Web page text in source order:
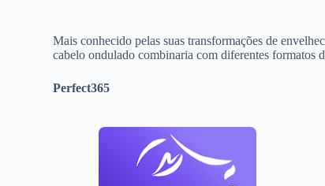
Mais conhecido pelas suas transformações de
cabelo ondulado combinaria com diferentes formatos
Perfect365